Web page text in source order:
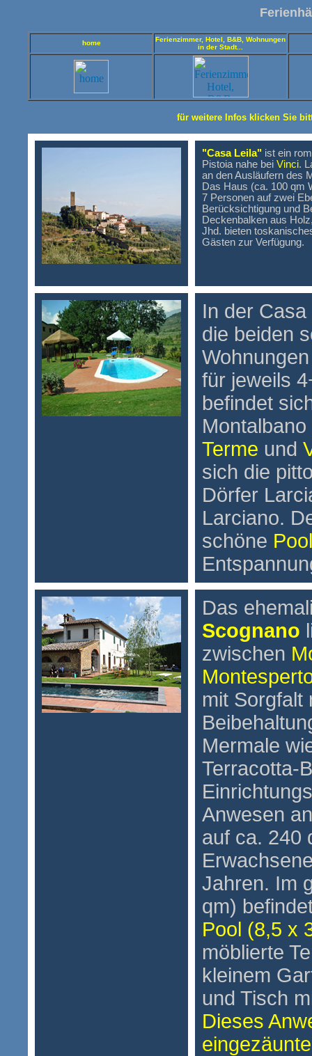
home
Ferienzimmer, Hotel, B&B, Wohnungen
in der Stadt...
für weitere Infos klicken Sie
"Casa Leila" ist ein
Pistoia nahe bei Vinci.
an den Ausläufern des
Das Haus (ca. 100 qm
7 Personen auf zwei
Berücksichtigung und
Deckenbalken aus
Jhd. bieten
Gästen zur Verfügung.
In der Casa
die beiden
für jeweils
befindet
Terme und
sich die
Dörfer
Larciano.
schöne Pool
Das
Scognano
zwischen
mit Sorgfalt
Mermale
Terracotta-
Anwesen
auf ca. 240
Jahren. Im
qm)
Pool (8,5 x
möblierte
kleinem
und Tisch
Dieses